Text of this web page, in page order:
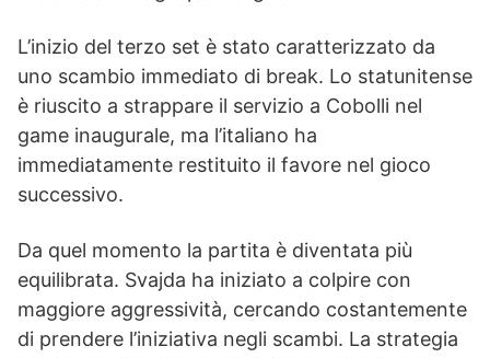
L’inizio del terzo set è stato caratterizzato da
uno scambio immediato di break. Lo statunitense
è riuscito a strappare il servizio a Cobolli nel
game inaugurale, ma l’italiano ha
immediatamente restituito il favore nel gioco
successivo.
Da quel momento la partita è diventata più
equilibrata. Svajda ha iniziato a colpire con
maggiore aggressività, cercando costantemente
di prendere l’iniziativa negli scambi. La strategia